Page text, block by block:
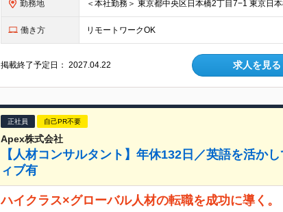
勤務地
働き方 リモートワークOK
掲載終了予定日：2027.04.22 求人を見る
正社員 自己PR不要
Apex株式会社
【人材コンサルタント】年休132日／英語を活か
ィブ有
ハイクラス×グローバル人材の転職を成功に導く。